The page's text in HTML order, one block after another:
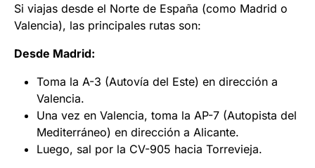
Si viajas desde el Norte de España (como Madrid o
Valencia), las principales rutas son:
Desde Madrid:
Toma la A-3 (Autovía del Este) en dirección a
Valencia.
Una vez en Valencia, toma la AP-7 (Autopista del
Mediterráneo) en dirección a Alicante.
Luego, sal por la CV-905 hacia Torrevieja.